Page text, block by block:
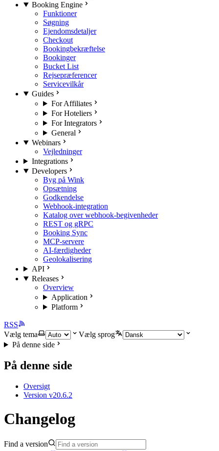
Booking Engine
Funktioner
Søgning
Ejendomsdetaljer
Checkout
Bookingbekræftelse
Bookinger
Bucket List
Rejsepræferencer
Servicevilkår
Guides
For Affiliates
For Hoteliers
For Integrators
General
Webinars
Vejledninger
Integrations
Developers
Byg på Wink
Opsætning
Godkendelse
Webhook-integration
Katalog over webhook-begivenheder
REST og gRPC
Booking Sync
MCP-servere
AI-færdigheder
Geolokalisering
API
Releases
Overview
Application
Platform
RSS
Vælg tema
Vælg sprog
På denne side
På denne side
Oversigt
Version v20.6.2
Changelog
Find a version